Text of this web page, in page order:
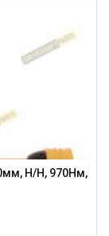
H/H, 970Нм,